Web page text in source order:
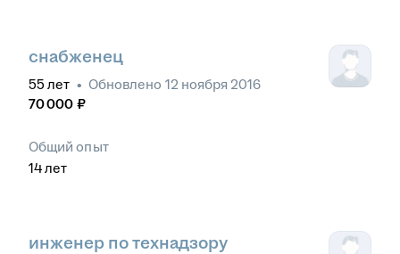
снабженец
55 лет • Обновлено 12 ноября 2016
70 000 ₽
Общий опыт
14лет
инженер по технадзору